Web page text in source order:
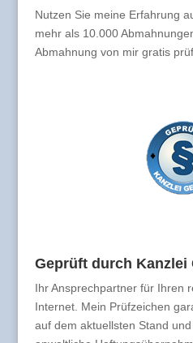
Nutzen Sie meine Erfahrung
mehr als 10.000
Abmahnung von mir gratis
Geprüft durch Kanzlei
Ihr Ansprechpartner für Ihren
Internet. Mein Prüfzeichen
auf dem aktuellsten Stand